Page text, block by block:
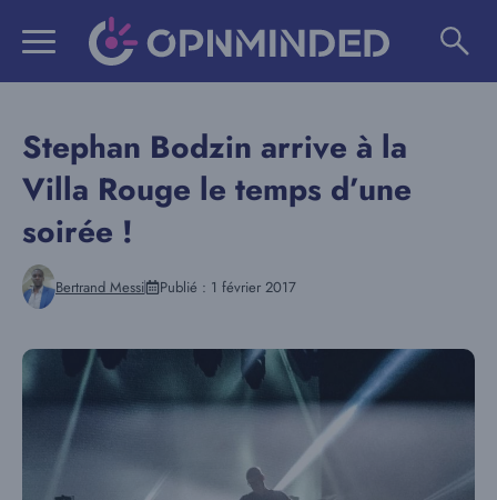
Stephan Bodzin arrive à la
Villa Rouge le temps d’une
soirée !
Bertrand Messi Publié : 1 février 2017